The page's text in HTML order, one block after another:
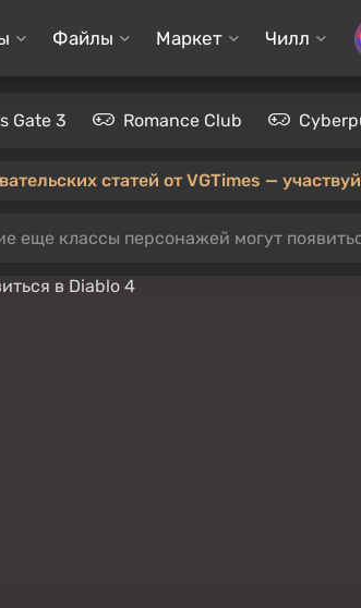
Файлы Маркет Чилл
Gate 3 Romance Club
статей от VGTimes —
еще классы персонажей могут